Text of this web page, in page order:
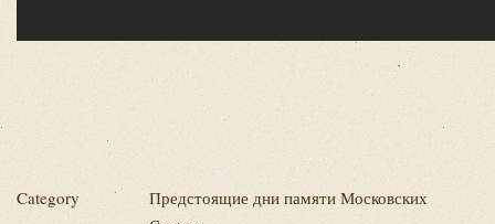
Category
Предстоящие дни памяти Московских